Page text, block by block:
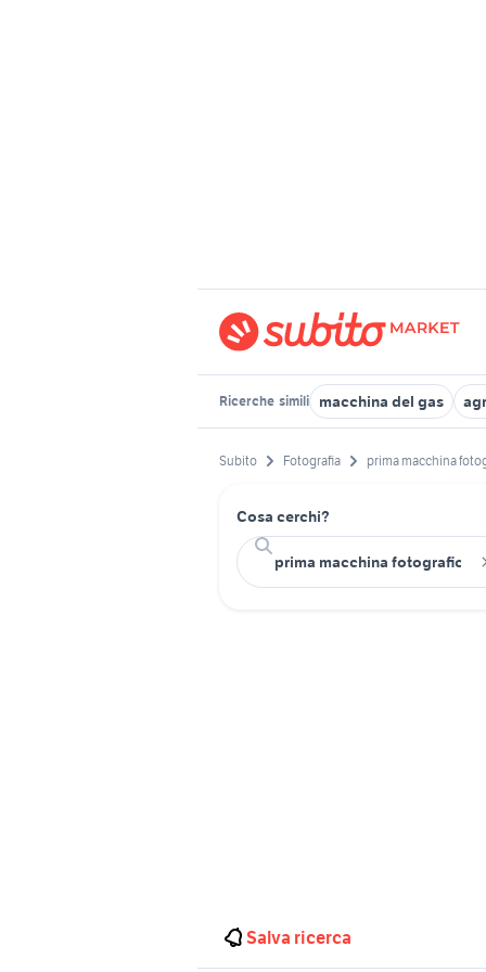
Ricerche simili macchina del gas
Subito Fotografia prima macchina
Cosa cerchi?
Salva ricerca